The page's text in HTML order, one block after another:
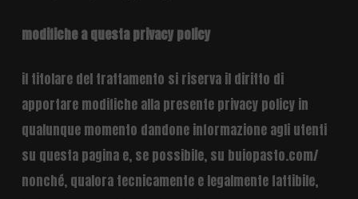
modifiche a questa privacy policy
il titolare del trattamento si riserva il diritto di
apportare modifiche alla presente privacy policy in
qualunque momento dandone informazione agli utenti
su questa pagina e, se possibile, su buiopasto.com/
nonché, qualora tecnicamente e legalmente fattibile,